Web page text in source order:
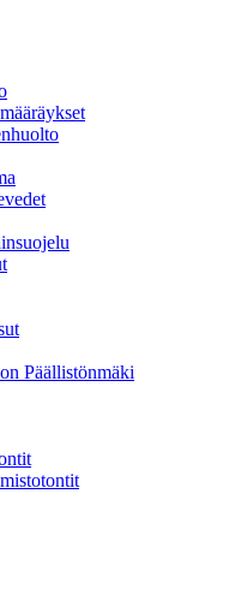
Päällistönmäki